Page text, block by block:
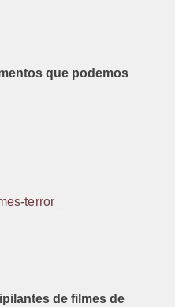
que podemos
de filmes de